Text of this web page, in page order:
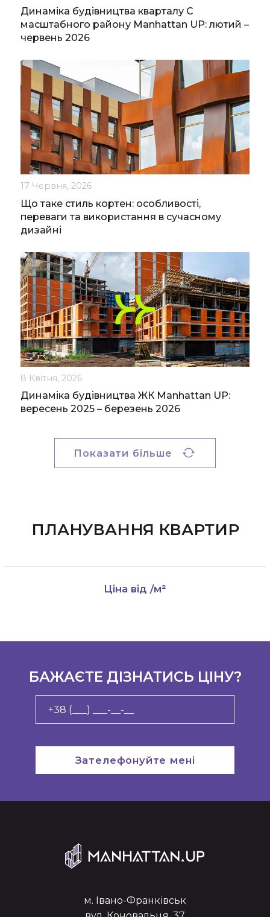
Динаміка будівництва кварталу С
масштабного району Manhattan UP: лютий –
червень 2026
17 Червня, 2026
Що таке стиль кортен: особливості,
переваги та використання в сучасному
дизайні
8 Квітня, 2026
Динаміка будівництва ЖК Manhattan UP:
вересень 2025 – березень 2026
Показати більше
ПЛАНУВАННЯ КВАРТИР
Ціна від /м²
БАЖАЄТЕ ДІЗНАТИСЬ ЦІНУ?
Зателефонуйте мені
м. Івано-Франківськ